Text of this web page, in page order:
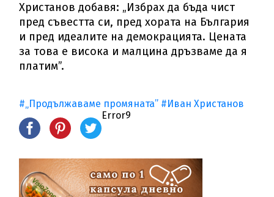
Христанов добавя: „Избрах да бъда чист
пред съвестта си, пред хората на България
и пред идеалите на демокрацията. Цената
за това е висока и малцина дръзваме да я
платим”.
#„Продължаваме промяната” #Иван Христанов
Error9